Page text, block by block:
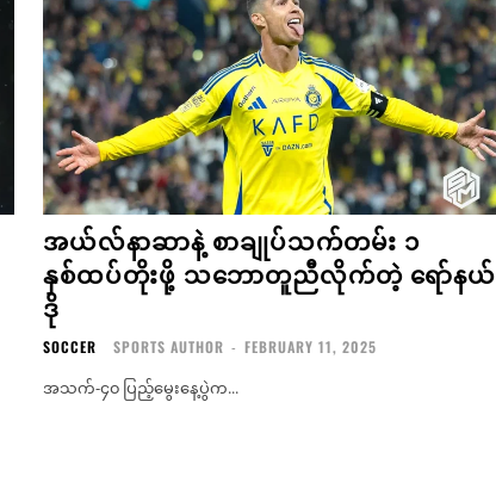
အယ်လ်နာဆာနဲ့ စာချုပ်သက်တမ်း ၁
နှစ်ထပ်တိုးဖို့ သဘောတူညီလိုက်တဲ့ ရော်နယ်
ဒို
SOCCER SPORTS AUTHOR - FEBRUARY 11, 2025
အသက်-၄၀ ပြည့်မွေးနေ့ပွဲက...